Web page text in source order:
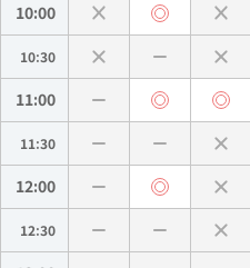
10:00
10:30
11:00
11:30
12:00
12:30